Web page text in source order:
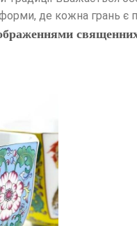
де кожна грань є